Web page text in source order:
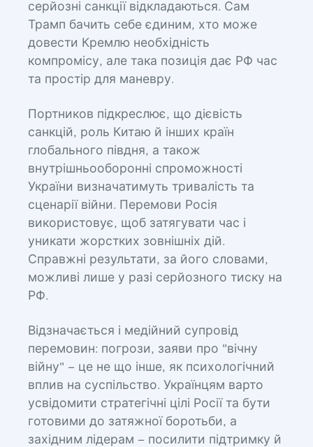
серйозні санкції відкладаються. Сам
Трамп бачить себе єдиним, хто може
довести Кремлю необхідність
компромісу, але така позиція дає РФ час
та простір для маневру.
Портников підкреслює, що дієвість
санкцій, роль Китаю й інших країн
глобального півдня, а також
внутрішньооборонні спроможності
України визначатимуть тривалість та
сценарії війни. Перемови Росія
використовує, щоб затягувати час і
уникати жорстких зовнішніх дій.
Справжні результати, за його словами,
можливі лише у разі серйозного тиску на
РФ.
Відзначається і медійний супровід
перемовин: погрози, заяви про "вічну
війну" – це не що інше, як психологічний
вплив на суспільство. Українцям варто
усвідомити стратегічні цілі Росії та бути
готовими до затяжної боротьби, а
західним лідерам – посилити підтримку й